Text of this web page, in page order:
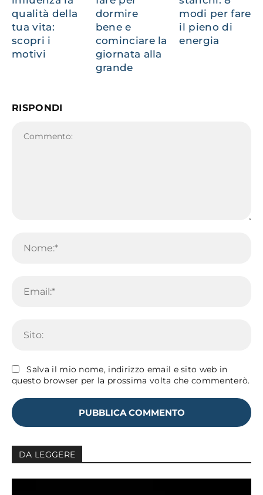
qualità della
tua vita:
scopri i
motivi
dormire
bene e
cominciare la
giornata alla
grande
modi per fare
il pieno di
energia
RISPONDI
Salva il mio nome, indirizzo email e sito web in
questo browser per la prossima volta che commenterò.
DA LEGGERE